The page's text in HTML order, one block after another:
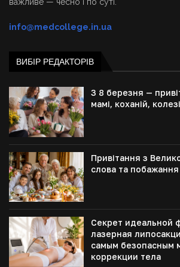
info@medcollege.in.ua
ВИБІР РЕДАКТОРІВ
З 8 березня —
мамі, коханій, колезі
Привітання з
слова та побажання
Секрет идеальной
лазерная
самым безопасным
коррекции тела